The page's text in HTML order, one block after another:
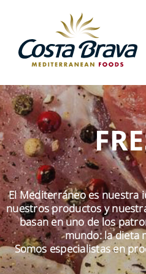
content
CONÓCENOS
SOSTENIBILIDAD
PRODUCTOS
COMUNICACIÓN
EMPLEO
CONTACTO
El Mediterráneo es nuestra
nuestros productos y
basan en uno de los
mundo: la dieta
Somos especialistas en